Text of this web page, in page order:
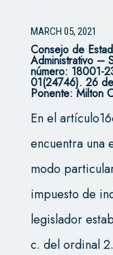
MARCH 05, 2021
Consejo de
Administrativo –
número: 18001-
01(24746). 26
Ponente: Milton
En el
encuentra una
modo
impuesto de
legislador
c. del ordinal